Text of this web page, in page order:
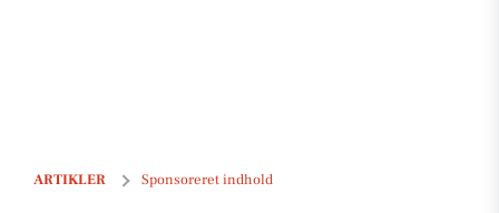
ARTIKLER Sponsoreret indhold
Online auktion: Et sted hvor du kan spare eller tjene penge